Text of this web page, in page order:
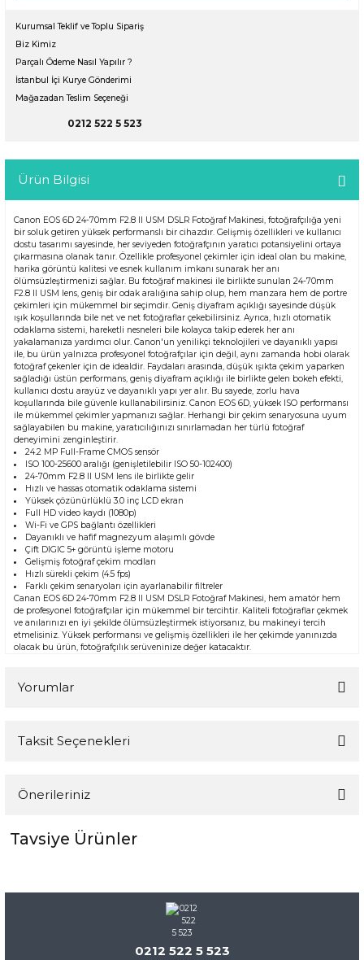
Kurumsal Teklif ve Toplu Sipariş
Biz Kimiz
Parçalı Ödeme Nasıl Yapılır ?
İstanbul İçi Kurye Gönderimi
Mağazadan Teslim Seçeneği
0212 522 5 523
Ürün Bilgisi
Canon EOS 6D 24-70mm F2.8 II USM DSLR Fotoğraf Makinesi, fotoğrafçılığa yeni
bir soluk getiren yüksek performanslı bir cihazdır. Gelişmiş özellikleri ve kullanıcı
dostu tasarımı sayesinde, her seviyeden fotoğrafçının yaratıcı potansiyelini ortaya
çıkarmasına olanak tanır. Özellikle profesyonel çekimler için ideal olan bu makine,
harika görüntü kalitesi ve esnek kullanım imkanı sunarak her anı
ölümsüzleştirmenizi sağlar. Bu fotoğraf makinesi ile birlikte sunulan 24-70mm
F2.8 II USM lens, geniş bir odak aralığına sahip olup, hem manzara hem de portre
çekimleri için mükemmel bir seçimdir. Geniş diyafram açıklığı sayesinde düşük
ışık koşullarında bile net ve net fotoğraflar çekebilirsiniz. Ayrıca, hızlı otomatik
odaklama sistemi, hareketli nesneleri bile kolayca takip ederek her anı
yakalamanıza yardımcı olur. Canon'un yenilikçi teknolojileri ve dayanıklı yapısı
ile, bu ürün yalnızca profesyonel fotoğrafçılar için değil, aynı zamanda hobi olarak
fotoğraf çekenler için de idealdir. Faydaları arasında, düşük ışıkta çekim yaparken
sağladığı üstün performans, geniş diyafram açıklığı ile birlikte gelen bokeh efekti,
kullanıcı dostu arayüz ve dayanıklı yapı yer alır. Bu sayede, zorlu hava
koşullarında bile güvenle kullanabilirsiniz. Canon EOS 6D, yüksek ISO performansı
ile mükemmel çekimler yapmanızı sağlar. Herhangi bir çekim senaryosuna uyum
sağlayabilen bu makine, yaratıcılığınızı sınırlamadan her türlü fotoğraf
deneyimini zenginleştirir.
24.2 MP Full-Frame CMOS sensör
ISO 100-25600 aralığı (genişletilebilir ISO 50-102400)
24-70mm F2.8 II USM lens ile birlikte gelir
Hızlı ve hassas otomatik odaklama sistemi
Yüksek çözünürlüklü 3.0 inç LCD ekran
Full HD video kaydı (1080p)
Wi-Fi ve GPS bağlantı özellikleri
Dayanıklı ve hafif magnezyum alaşımlı gövde
Çift DIGIC 5+ görüntü işleme motoru
Gelişmiş fotoğraf çekim modları
Hızlı sürekli çekim (4.5 fps)
Farklı çekim senaryoları için ayarlanabilir filtreler
Canan EOS 6D 24-70mm F2.8 II USM DSLR Fotoğraf Makinesi, hem amatör hem
de profesyonel fotoğrafçılar için mükemmel bir tercihtir. Kaliteli fotoğraflar çekmek
ve anılarınızı en iyi şekilde ölümsüzleştirmek istiyorsanız, bu makineyi tercih
etmelisiniz. Yüksek performansı ve gelişmiş özellikleri ile her çekimde yanınızda
olacak bu ürün, fotoğrafçılık serüveninize değer katacaktır.
Yorumlar
Taksit Seçenekleri
Önerileriniz
Bu ürünün fiyat bilgisi, resim, ürün açıklamalarında ve diğer
konularda yetersiz gördüğünüz noktaları öneri formunu
Ürün resmi kalitesiz, bozuk veya görüntülenemiyor.
Ürün açıklamasında eksik bilgiler bulunuyor.
Tavsiye Ürünler
0212 522 5 523